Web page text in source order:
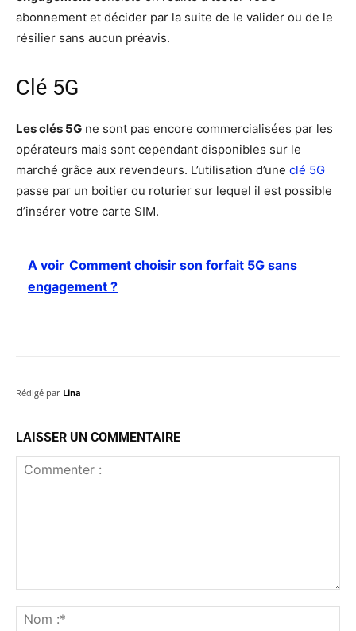
abonnement et décider par la suite de le valider ou de le
résilier sans aucun préavis.
Clé 5G
Les clés 5G ne sont pas encore commercialisées par les
opérateurs mais sont cependant disponibles sur le
marché grâce aux revendeurs. L’utilisation d’une clé 5G
passe par un boitier ou roturier sur lequel il est possible
d’insérer votre carte SIM.
A voir Comment choisir son forfait 5G sans
engagement ?
Rédigé par Lina
LAISSER UN COMMENTAIRE